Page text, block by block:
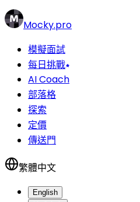
Mocky.pro
模擬面試
每日挑戰
AI Coach
部落格
探索
定價
傳送門
繁體中文
English